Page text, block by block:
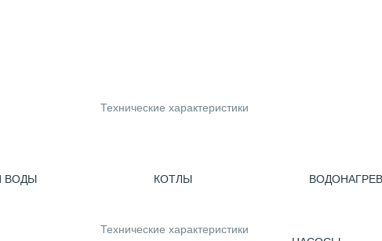
ВОДЫ КОТЛЫ
Технические характеристики
Технические характеристики